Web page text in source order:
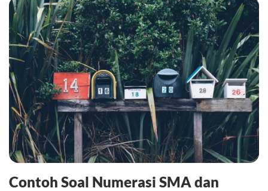
Contoh Soal Numerasi SMA dan